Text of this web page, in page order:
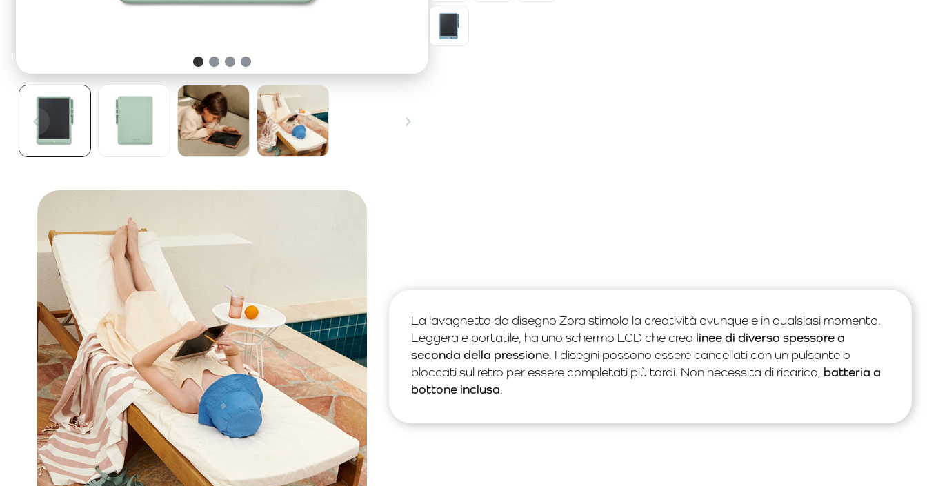
La lavagnetta da disegno Zora stimola la creatività ovunque e in qualsiasi momento.
Leggera e portatile, ha uno schermo LCD che crea linee di diverso spessore a
seconda della pressione. I disegni possono essere cancellati con un pulsante o
bloccati sul retro per essere completati più tardi. Non necessita di ricarica, batteria a
bottone inclusa.